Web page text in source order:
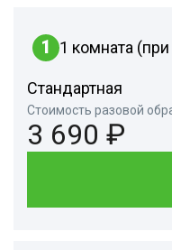
1 1 комната
Стандартная
Стоимость разовой
3 690 ₽